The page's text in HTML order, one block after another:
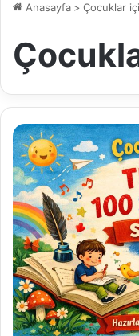
Anasayfa > Çocuklar